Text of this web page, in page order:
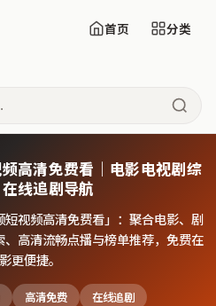
首页 分类
高清免费看｜电影电视剧综
线追剧导航
短视频高清免费看」：聚合电影、剧
高清流畅点播与榜单推荐，免费在
更便捷。
高清免费 在线追剧